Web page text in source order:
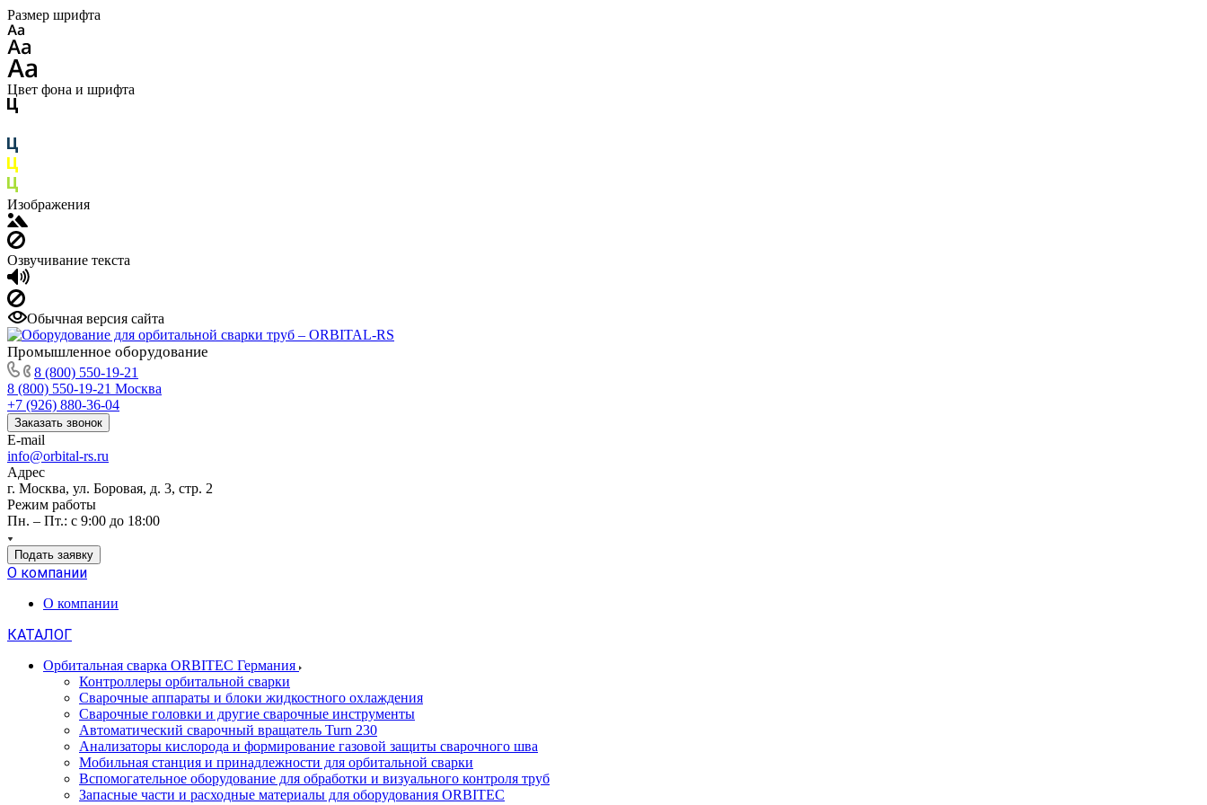
Размер шрифта
Цвет фона и шрифта
Изображения
Озвучивание текста
Обычная версия сайта
Промышленное оборудование
8 (800) 550-19-21
8 (800) 550-19-21 Москва
+7 (926) 880-36-04
Заказать звонок
E-mail
info@orbital-rs.ru
Адрес
г. Москва, ул. Боровая, д. 3, стр. 2
Режим работы
Пн. – Пт.: с 9:00 до 18:00
Подать заявку
О компании
О компании
КАТАЛОГ
Орбитальная сварка ORBITEC Германия
Контроллеры орбитальной сварки
Сварочные аппараты и блоки жидкостного охлаждения
Сварочные головки и другие сварочные инструменты
Автоматический сварочный вращатель Turn 230
Анализаторы кислорода и формирование газовой защиты сварочного шва
Мобильная станция и принадлежности для орбитальной сварки
Вспомогательное оборудование для обработки и визуального контроля труб
Запасные части и расходные материалы для оборудования ORBITEC